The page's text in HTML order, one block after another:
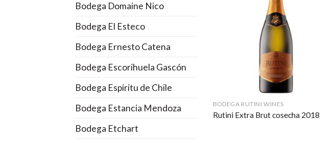
Bodega Domaine Nico
Bodega El Esteco
Bodega Ernesto Catena
Bodega Escorihuela Gascón
Bodega Espíritu de Chile
Bodega Estancia Mendoza
Bodega Etchart
BODEGA RUTINI WINES
Rutini Extra Brut cosecha 2018